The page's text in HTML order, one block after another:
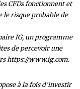
CFDs fonctionnent et
le risque probable de
IG, un programme
de percevoir une
https://www.ig.com.
à la fois d’investir